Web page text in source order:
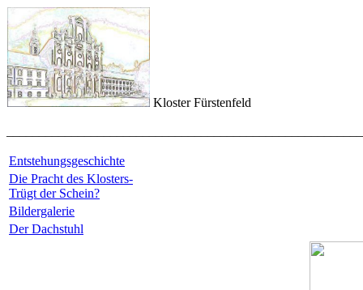
Kloster Fürstenfeld
Entstehungsgeschichte
Die Pracht des Klosters-
Trügt der Schein?
Bildergalerie
Der Dachstuhl